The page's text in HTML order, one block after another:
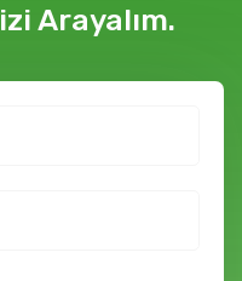
Arayalım.